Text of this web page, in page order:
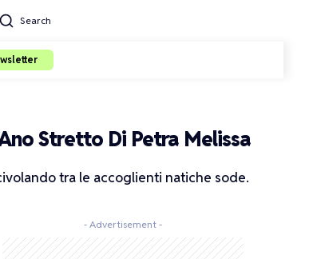
Search
Stretto Di Petra Melissa
tra le accoglienti natiche sode.
- Advertisement -